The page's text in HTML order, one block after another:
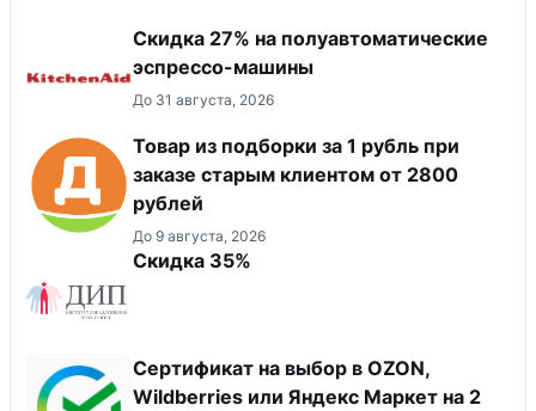
Скидка 27% на полуавтоматические
эспрессо-машины
До 31 августа, 2026
Товар из подборки за 1 рубль при
заказе старым клиентом от 2800
рублей
До 9 августа, 2026
Скидка 35%
Сертификат на выбор в OZON,
Wildberries или Яндекс Маркет на 2